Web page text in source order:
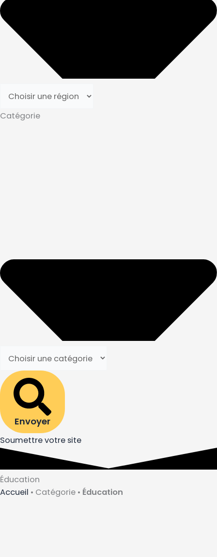
Catégorie
Envoyer
Soumettre votre site
Éducation
Accueil • Catégorie • Éducation